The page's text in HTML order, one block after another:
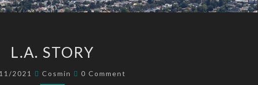
STORY
L.A. STORY
2021 Cosmin Comments
0 Comment